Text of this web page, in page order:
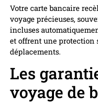
Votre carte bancaire
voyage précieuses,
incluses
et offrent une
déplacements.
Les
voyage de